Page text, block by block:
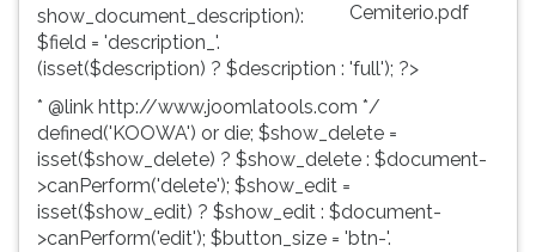
Cemiterio.pdf
show_document_description):
$field = 'description_'.
(isset($description) ? $description : 'full'); ?>
* @link http://www.joomlatools.com */
defined('KOOWA') or die; $show_delete =
isset($show_delete) ? $show_delete : $document-
>canPerform('delete'); $show_edit =
isset($show_edit) ? $show_edit : $document-
>canPerform('edit'); $button_size = 'btn-'.